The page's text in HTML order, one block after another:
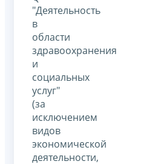
"Деятельность
в
области
здравоохранения
и
социальных
услуг"
(за
исключением
видов
экономической
деятельности,